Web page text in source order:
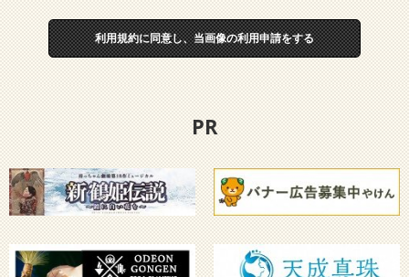
利用規約に同意し、当画像の利用申請をする
PR